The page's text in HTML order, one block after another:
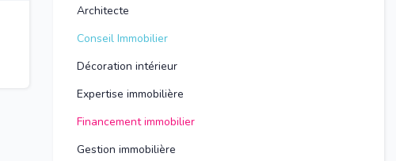
Architecte
Conseil Immobilier
Décoration intérieur
Expertise immobilière
Financement immobilier
Gestion immobilière